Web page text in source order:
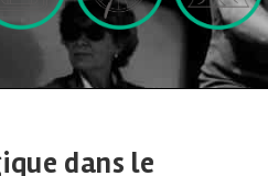
dans le